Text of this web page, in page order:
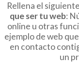
Rellena el
que ser tu web:
online u otras
ejemplo de web
en contacto
un